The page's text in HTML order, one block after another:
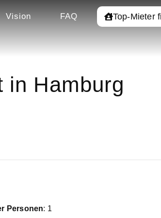
Vision FAQ Top-Mieter
in Hamburg
Personen: 1